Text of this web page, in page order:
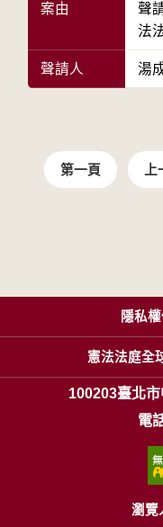
案由
聲
法
聲請人 湯
第一頁
隱私
憲法法庭全
100203臺北
電
瀏覽